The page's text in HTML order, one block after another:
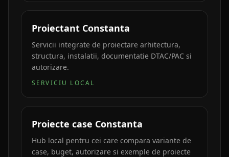
Proiectant Constanta
Servicii integrate de proiectare arhitectura,
structura, instalatii, documentatie DTAC/PAC si
autorizare.
SERVICIU LOCAL
Proiecte case Constanta
Hub local pentru cei care compara variante de
case, buget, autorizare si exemple de proiecte